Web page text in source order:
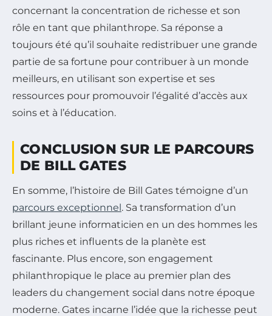
concernant la concentration de richesse et son
rôle en tant que philanthrope. Sa réponse a
toujours été qu’il souhaite redistribuer une grande
partie de sa fortune pour contribuer à un monde
meilleurs, en utilisant son expertise et ses
ressources pour promouvoir l’égalité d’accès aux
soins et à l’éducation.
CONCLUSION SUR LE PARCOURS
DE BILL GATES
En somme, l’histoire de Bill Gates témoigne d’un
parcours exceptionnel. Sa transformation d’un
brillant jeune informaticien en un des hommes les
plus riches et influents de la planète est
fascinante. Plus encore, son engagement
philanthropique le place au premier plan des
leaders du changement social dans notre époque
moderne. Gates incarne l’idée que la richesse peut